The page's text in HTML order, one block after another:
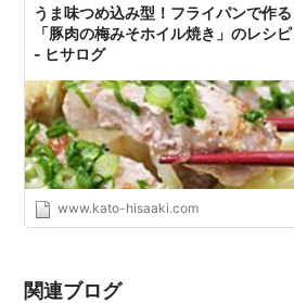
うま味つめ込み型！フライパンで作る
「豚肉の梅みそホイル焼き」のレシピ
- ヒサログ
www.kato-hisaaki.com
関連ブログ